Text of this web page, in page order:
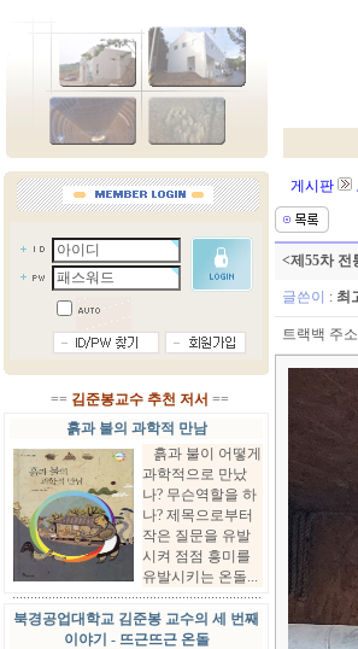
== 김준봉교수 추천 저서 ==
흙과 불의 과학적 만남
흙과 불이 어떻게
과학적으로 만났
나? 무슨역할을 하
나? 제목으로부터
작은 질문을 유발
시켜 점점 흥미를
유발시키는 온돌...
북경공업대학교 김준봉 교수의 세 번째
이야기 - 뜨근뜨근 온돌
게시판
<제55차 전
글쓴이 : 최
트랙백 주